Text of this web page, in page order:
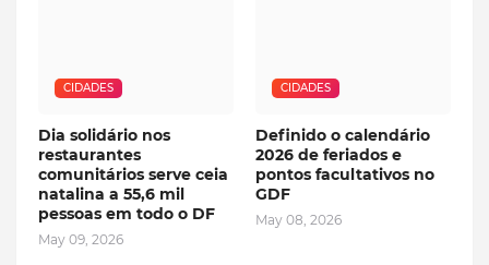
CIDADES
Dia solidário nos
restaurantes
comunitários serve ceia
natalina a 55,6 mil
pessoas em todo o DF
May 09, 2026
CIDADES
Definido o calendário
2026 de feriados e
pontos facultativos no
GDF
May 08, 2026